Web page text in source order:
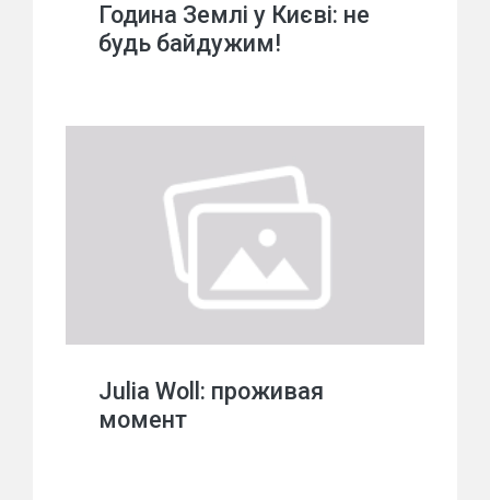
Година Землі у Києві: не
будь байдужим!
Julia Woll: проживая
момент